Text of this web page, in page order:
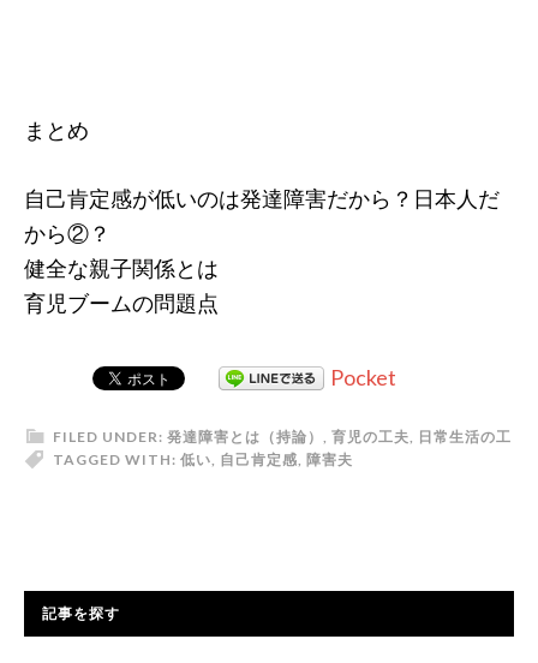
まとめ
自己肯定感が低いのは発達障害だから？日本人だ
から②？
健全な親子関係とは
育児ブームの問題点
Pocket
FILED UNDER: 発達障害とは（持論） , 育児の工夫, 日常生活の工
夫
TAGGED WITH: 低い, 自己肯定感, 障害
記事を探す